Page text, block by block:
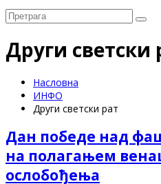
Други светски
Насловна
ИНФО
Други светски рат
Дан победе над
на полагањем
ослобођења